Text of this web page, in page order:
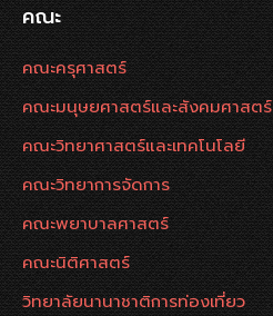
คณะ
คณะครุศาสตร์
คณะมนุษยศาสตร์และสังคมศาสตร์
คณะวิทยาศาสตร์และเทคโนโลยี
คณะวิทยาการจัดการ
คณะพยาบาลศาสตร์
คณะนิติศาสตร์
วิทยาลัยนานาชาติการท่องเที่ยว